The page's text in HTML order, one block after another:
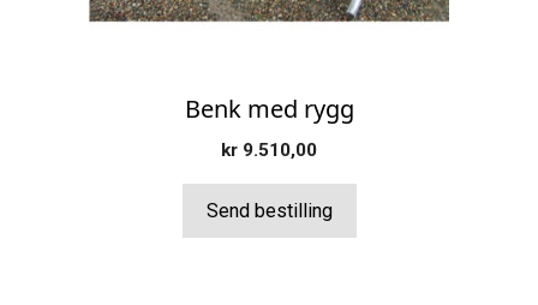
Benk med rygg
kr 9.510,00
Send bestilling